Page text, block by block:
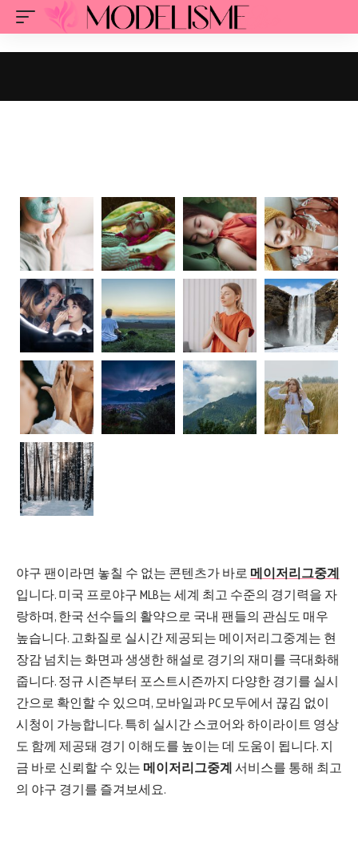
야구 팬이라면 놓칠 수 없는 콘텐츠가 바로 메이저리그중계
입니다. 미국 프로야구 MLB는 세계 최고 수준의 경기력을 자
랑하며, 한국 선수들의 활약으로 국내 팬들의 관심도 매우
높습니다. 고화질로 실시간 제공되는 메이저리그중계는 현
장감 넘치는 화면과 생생한 해설로 경기의 재미를 극대화해
줍니다. 정규 시즌부터 포스트시즌까지 다양한 경기를 실시
간으로 확인할 수 있으며, 모바일과 PC 모두에서 끊김 없이
시청이 가능합니다. 특히 실시간 스코어와 하이라이트 영상
도 함께 제공돼 경기 이해도를 높이는 데 도움이 됩니다. 지
금 바로 신뢰할 수 있는 메이저리그중계 서비스를 통해 최고
의 야구 경기를 즐겨보세요.